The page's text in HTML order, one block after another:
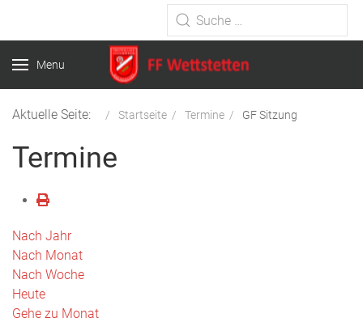
Type 2 or more characters for
results.
Menu
Aktuelle Seite: Startseite Termine GF Sitzung
Termine
Nach Jahr
Nach Monat
Nach Woche
Heute
Gehe zu Monat